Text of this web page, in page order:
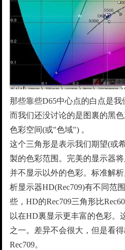
那些靠些D65中心点的白点是
而我们还没讨论的是图裏的黑
色彩空间(或"色域") 。
这个三角形是表示我们期望(或
製的色彩范围。完美的显示器
并不显示以外的色彩。标准解
析显示器HD(Rec709)有不同范
些，HD的Rec709三角形比
以在HD裏显示更丰富的色彩。
之一。差异不会很大，但是看
Rec709。